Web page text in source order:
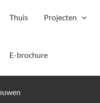
Thuis Projecten
E-brochure